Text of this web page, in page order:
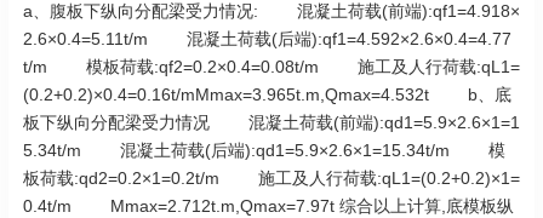
a、腹板下纵向分配梁受力情况: 混凝土荷载(前端):qf1=4.918×
2.6×0.4=5.11t/m 混凝土荷载(后端):qf1=4.592×2.6×0.4=4.77
t/m 模板荷载:qf2=0.2×0.4=0.08t/m 施工及人行荷载:qL1=
(0.2+0.2)×0.4=0.16t/mMmax=3.965t.m,Qmax=4.532t b、底
板下纵向分配梁受力情况 混凝土荷载(前端):qd1=5.9×2.6×1=1
5.34t/m 混凝土荷载(后端):qd1=5.9×2.6×1=15.34t/m 模
板荷载:qd2=0.2×1=0.2t/m 施工及人行荷载:qL1=(0.2+0.2)×1=
0.4t/m Mmax=2.712t.m,Qmax=7.97t 综合以上计算,底模板纵